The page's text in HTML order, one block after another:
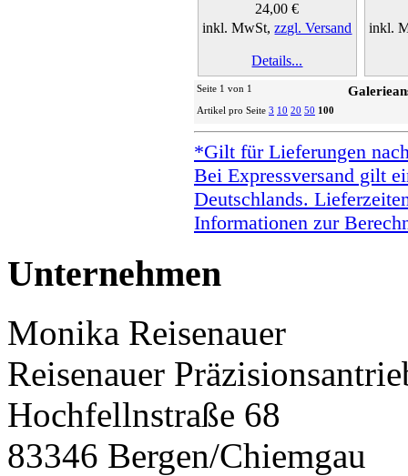
24,00 €
inkl. MwSt,zzgl. Versand
Details...
inkl.
Seite 1 von 1
Artikel pro Seite 3 10 20 50 100
*Gilt für Lieferungen
Bei Expressversand gilt
Deutschlands.
Informationen zur
Unternehmen
Monika Reisenauer
Reisenauer
Hochfellnstraße 68
83346 Bergen/Chiemgau